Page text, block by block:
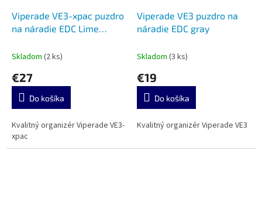
Viperade VE3-xpac puzdro
na náradie EDC Lime
Skladom (2 ks)
€27
Do košíka
Kvalitný organizér Viperade VE3-
xpac
Viperade VE3 puzdro na
náradie EDC gray
Skladom (3 ks)
€19
Do košíka
Kvalitný organizér Viperade VE3